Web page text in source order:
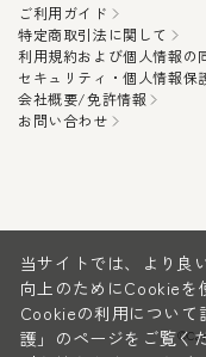
ご利用ガイド
特定商取引法に関して
利用規約および個人情報の
セキュリティ・個人情報保
会社概要/免許情報
お問い合わせ
当サイトでは、より良
向上のためにCookieを
Cookieの利用について
護」 のページをご覧く